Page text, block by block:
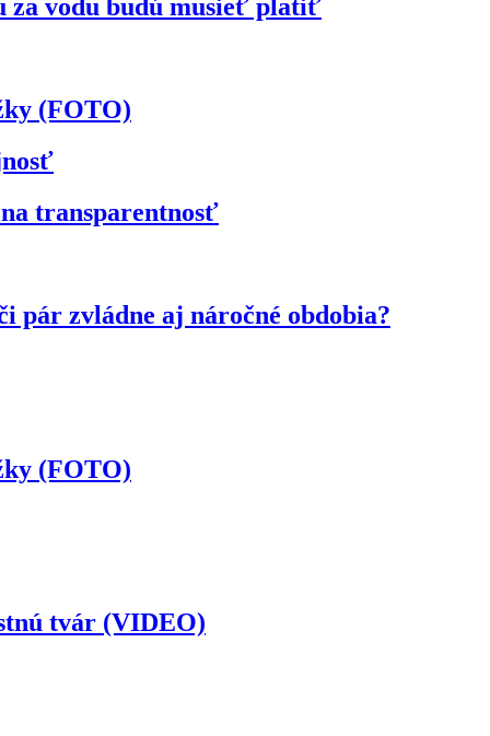
za vodu budú musieť platiť
(FOTO)
transparentnosť
pár zvládne aj náročné obdobia?
(FOTO)
tvár (VIDEO)